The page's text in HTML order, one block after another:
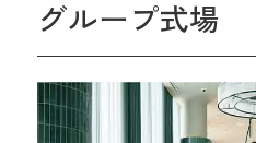
グループ式場